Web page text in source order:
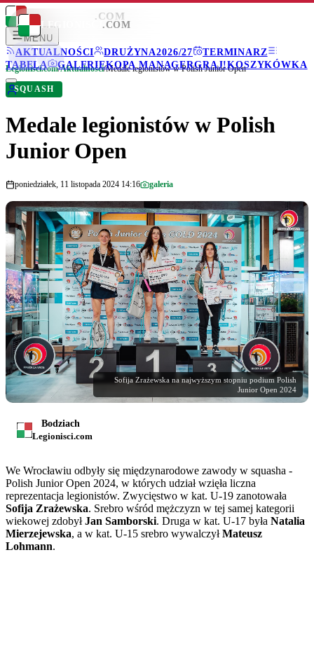
LEGIONISCI .COM
MENU
AKTUALNOŚCI
DRUŻYNA2026/27
TERMINARZ
TABELA
GALERIEKOPA MANAGERGRAJ!KOSZYKÓWKA
LEGIONISCI .COM
Legionisci.com/Aktualności/Medale legionistów w Polish Junior Open
SQUASH
Medale legionistów w Polish
Junior Open
poniedziałek, 11 listopada 2024 14:16 galeria
Sofija Zrażewska na najwyższym stopniu podium Polish
Junior Open 2024
Bodziach
Legionisci.com
We Wrocławiu odbyły się międzynarodowe zawody w squasha -
Polish Junior Open 2024, w których udział wzięła liczna
reprezentacja legionistów. Zwycięstwo w kat. U-19 zanotowała
Sofija Zrażewska. Srebro wśród mężczyzn w tej samej kategorii
wiekowej zdobyłJan Samborski. Druga w kat. U-17 była Natalia
Mierzejewska, a w kat. U-15 srebro wywalczyłMateusz
Lohmann.